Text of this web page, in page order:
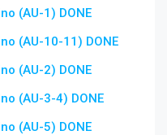
(AU-1) DONE
(AU-10-11) DONE
(AU-2) DONE
(AU-3-4) DONE
(AU-5) DONE